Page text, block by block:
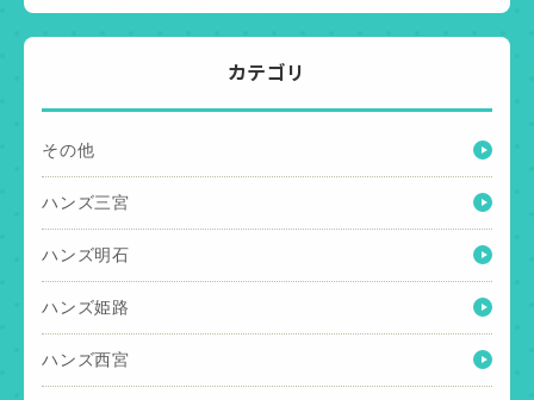
カテゴリ
その他
ハンズ三宮
ハンズ明石
ハンズ姫路
ハンズ西宮